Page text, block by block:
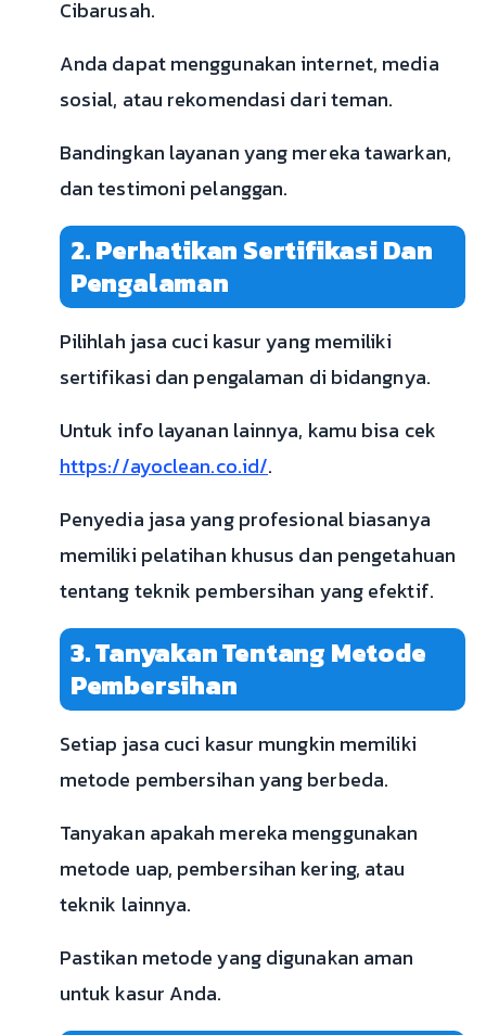
Cibarusah.
Anda dapat menggunakan internet, media
sosial, atau rekomendasi dari teman.
Bandingkan layanan yang mereka tawarkan,
dan testimoni pelanggan.
2. Perhatikan Sertifikasi Dan
Pengalaman
Pilihlah jasa cuci kasur yang memiliki
sertifikasi dan pengalaman di bidangnya.
Untuk info layanan lainnya, kamu bisa cek
https://ayoclean.co.id/.
Penyedia jasa yang profesional biasanya
memiliki pelatihan khusus dan pengetahuan
tentang teknik pembersihan yang efektif.
3. Tanyakan Tentang Metode
Pembersihan
Setiap jasa cuci kasur mungkin memiliki
metode pembersihan yang berbeda.
Tanyakan apakah mereka menggunakan
metode uap, pembersihan kering, atau
teknik lainnya.
Pastikan metode yang digunakan aman
untuk kasur Anda.